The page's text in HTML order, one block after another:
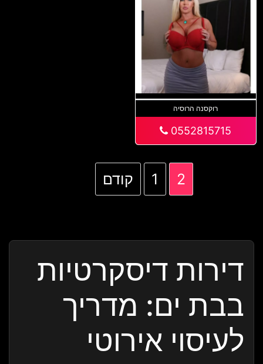
רוקסנה הרוסיה
0552815715
קודם 1 2
דירות דיסקרטיות
בבת ים: מדריך
לעיסוי אירוטי